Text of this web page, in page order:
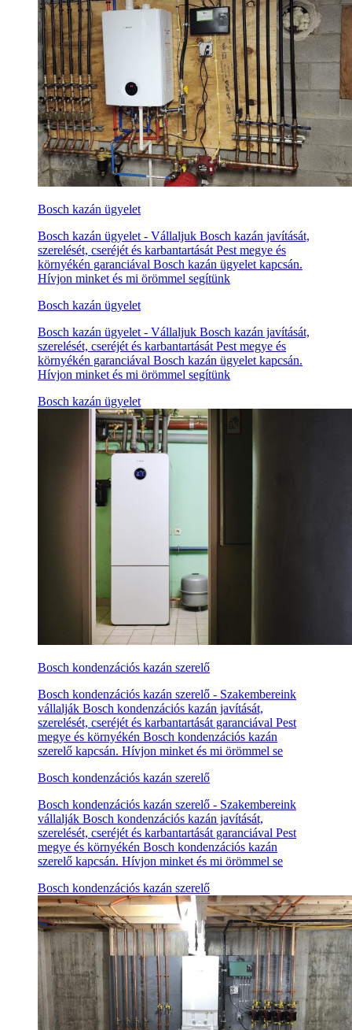
Bosch kazán ügyelet
Bosch kazán ügyelet - Vállaljuk Bosch kazán javítását,
szerelését, cseréjét és karbantartását Pest megye és
környékén garanciával Bosch kazán ügyelet kapcsán.
Hívjon minket és mi örömmel segítünk
Bosch kazán ügyelet
Bosch kazán ügyelet - Vállaljuk Bosch kazán javítását,
szerelését, cseréjét és karbantartását Pest megye és
környékén garanciával Bosch kazán ügyelet kapcsán.
Hívjon minket és mi örömmel segítünk
Bosch kazán ügyelet
Bosch kondenzációs kazán szerelő
Bosch kondenzációs kazán szerelő - Szakembereink
vállalják Bosch kondenzációs kazán javítását,
szerelését, cseréjét és karbantartását garanciával Pest
megye és környékén Bosch kondenzációs kazán
szerelő kapcsán. Hívjon minket és mi örömmel se
Bosch kondenzációs kazán szerelő
Bosch kondenzációs kazán szerelő - Szakembereink
vállalják Bosch kondenzációs kazán javítását,
szerelését, cseréjét és karbantartását garanciával Pest
megye és környékén Bosch kondenzációs kazán
szerelő kapcsán. Hívjon minket és mi örömmel se
Bosch kondenzációs kazán szerelő